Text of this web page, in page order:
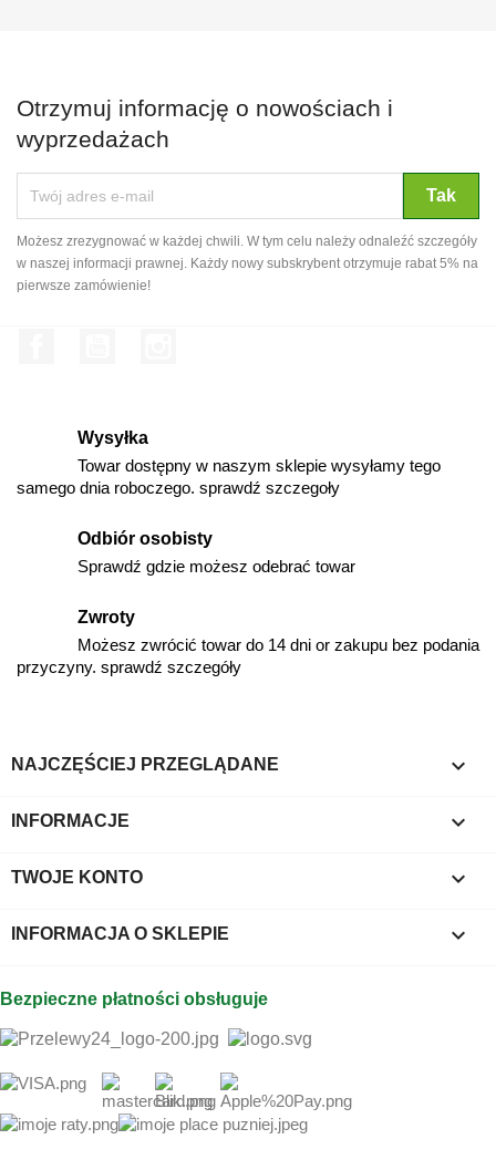
Otrzymuj informację o nowościach i
wyprzedażach
Możesz zrezygnować w każdej chwili. W tym celu należy odnaleźć szczegóły
w naszej informacji prawnej. Każdy nowy subskrybent otrzymuje rabat 5% na
pierwsze zamówienie!
Wysyłka
Towar dostępny w naszym sklepie wysyłamy tego
samego dnia roboczego. sprawdź szczegoły
Odbiór osobisty
Sprawdź gdzie możesz odebrać towar
Zwroty
Możesz zwrócić towar do 14 dni or zakupu bez podania
przyczyny. sprawdź szczegóły
NAJCZĘŚCIEJ PRZEGLĄDANE 
INFORMACJE 
TWOJE KONTO 
INFORMACJA O SKLEPIE keyboard_arrow_down
Bezpieczne płatności obsługuje